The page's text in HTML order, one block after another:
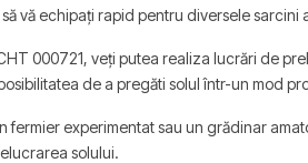
vă echipați rapid pentru diversele sarcini
000721, veți putea realiza lucrări de
de a pregăti solul într-un mod
fermier experimentat sau un grădinar
solului.